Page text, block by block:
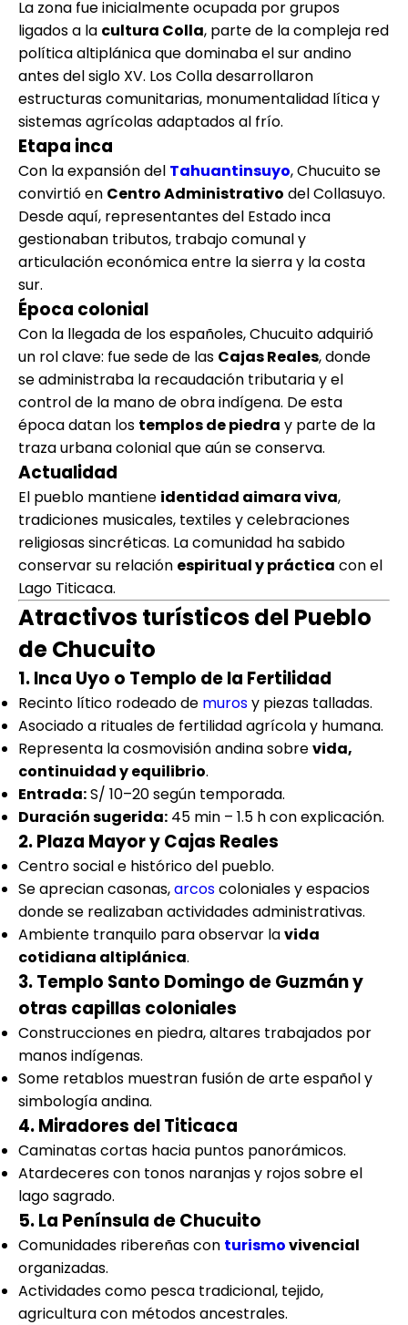
La zona fue inicialmente ocupada por grupos
ligados a la cultura Colla, parte de la compleja red
política altiplánica que dominaba el sur andino
antes del siglo XV. Los Colla desarrollaron
estructuras comunitarias, monumentalidad lítica y
sistemas agrícolas adaptados al frío.
Etapa inca
Con la expansión del Tahuantinsuyo, Chucuito se
convirtió en Centro Administrativo del Collasuyo.
Desde aquí, representantes del Estado inca
gestionaban tributos, trabajo comunal y
articulación económica entre la sierra y la costa
sur.
Época colonial
Con la llegada de los españoles, Chucuito adquirió
un rol clave: fue sede de las Cajas Reales, donde
se administraba la recaudación tributaria y el
control de la mano de obra indígena. De esta
época datan los templos de piedra y parte de la
traza urbana colonial que aún se conserva.
Actualidad
El pueblo mantiene identidad aimara viva,
tradiciones musicales, textiles y celebraciones
religiosas sincréticas. La comunidad ha sabido
conservar su relación espiritual y práctica con el
Lago Titicaca.
Atractivos turísticos del Pueblo
de Chucuito
1. Inca Uyo o Templo de la Fertilidad
Recinto lítico rodeado de murosy piezas talladas.
Asociado a rituales de fertilidad agrícola y humana.
Representa la cosmovisión andina sobrevida,
continuidad y equilibrio.
Entrada:S/ 10–20 según temporada.
Duración sugerida: 45 min – 1.5 h con explicación.
2. Plaza Mayor y Cajas Reales
Centro social e histórico del pueblo.
Se aprecian casonas,arcoscoloniales y espacios
donde se realizaban actividades administrativas.
Ambiente tranquilo para observar lavida
cotidiana altiplánica.
3. Templo Santo Domingo de Guzmán y
otras capillas coloniales
Construcciones en piedra, altares trabajados por
manos indígenas.
Some retablos muestran fusión de arte español y
simbología andina.
4. Miradores del Titicaca
Caminatas cortas hacia puntos panorámicos.
Atardeceres con tonos naranjas y rojos sobre el
lago sagrado.
5. La Península de Chucuito
Comunidades ribereñas con turismovivencial
organizadas.
Actividades como pesca tradicional, tejido,
agricultura con métodos ancestrales.